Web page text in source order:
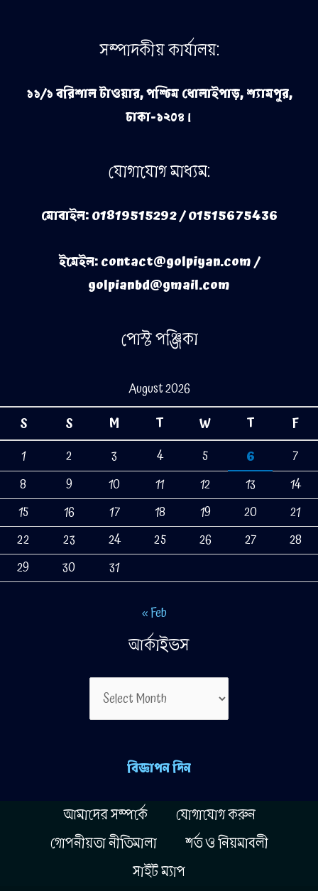
সম্পাদকীয় কার্যালয়:
১১/১ বরিশাল টাওয়ার, পশ্চিম ধোলাইপাড়, শ্যামপুর,
ঢাকা-১২০৪।
যোগাযোগ মাধ্যম:
মোবাইল: 01819515292 / 01515675436
ইমেইল: contact@golpiyan.com /
golpianbd@gmail.com
পোস্ট পঞ্জিকা
August 2026
S
S M T W T
F
1
2 3 4 5 6
7
8
9 10 11 12 13
14
15
16 17 18 19 20
21
22
23 24 25 26 27
28
29
30 31
« Feb
আর্কাইভস
আর্কাইভস
বিজ্ঞাপন দিন
আমাদের সম্পর্কে
যোগাযোগ করুন
গোপনীয়তা নীতিমালা
শর্ত ও নিয়মাবলী
সাইট ম্যাপ